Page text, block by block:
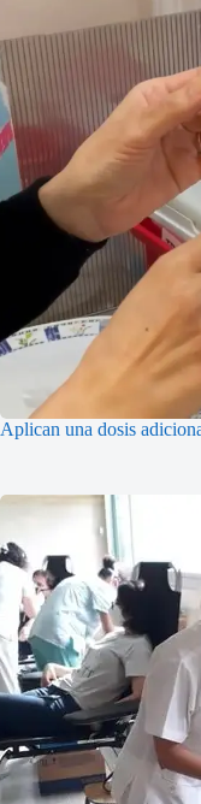
Aplican una dosis